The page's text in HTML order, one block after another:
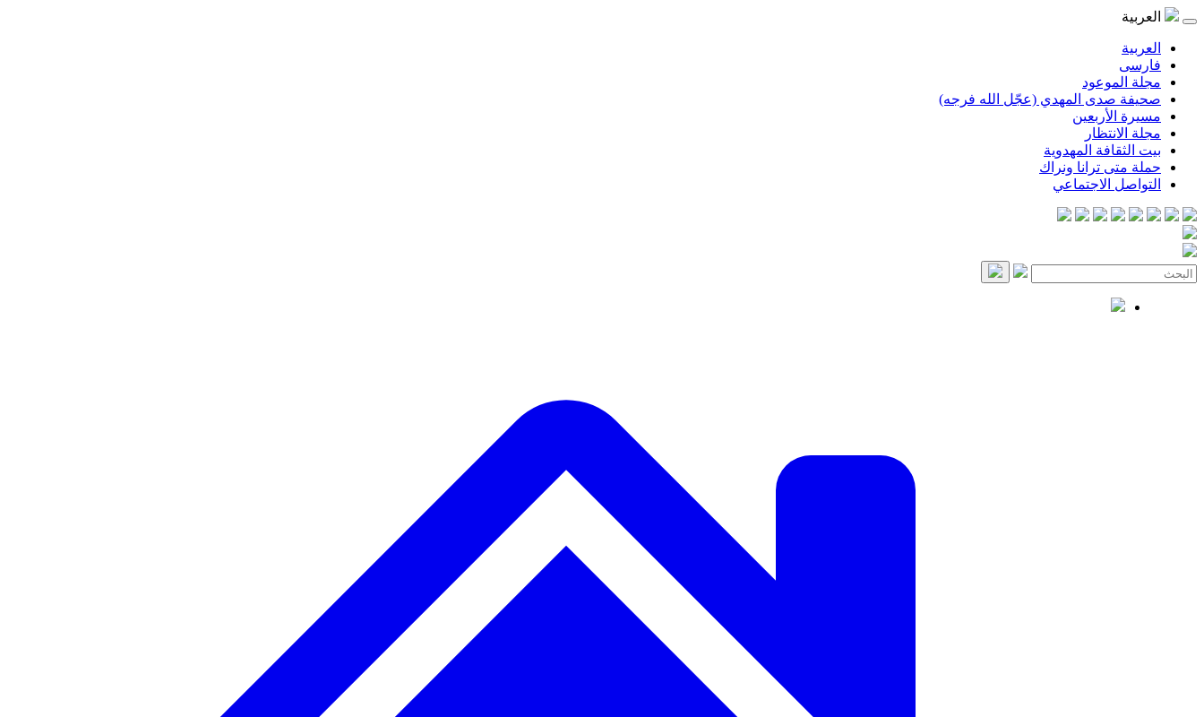
العربية
العربية
فارسی
مجلة الموعود
صحيفة صدى المهدي (عجّل الله فرجه)
مسيرة الأربعين
مجلة الانتظار
بيت الثقافة المهدوية
حملة متى ترانا ونراك
التواصل الاجتماعي